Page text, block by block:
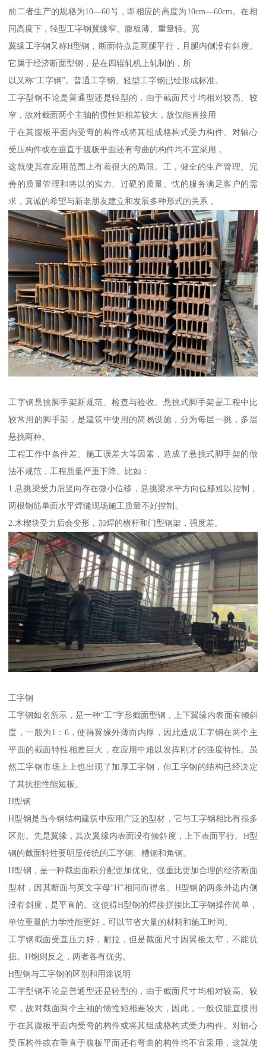
前二者生产的规格为10—60号，即相应的高度为10cm—60cm。在相
同高度下，轻型工字钢翼缘窄、腹板薄、重量轻。宽
翼缘工字钢又称H型钢，断面特点是两腿平行，且腿内侧没有斜度。
它属于经济断面型钢，是在四辊轧机上轧制的，所
以又称“工字钢”。普通工字钢、轻型工字钢已经形成标准。
工字型钢不论是普通型还是轻型的，由于截面尺寸均相对较高、较
窄，故对截面两个主轴的惯性矩相差较大，故仅能直接用
于在其腹板平面内受弯的构件或将其组成格构式受力构件。对轴心
受压构件或在垂直于腹板平面还有弯曲的构件均不宜采用，
这就使其在应用范围上有着很大的局限。工，健全的生产管理、完
善的质量管理和将以的实力、过硬的质量、忱的服务满足客户的需
求，真诚的希望与新老朋友建立和发展多种形式的关系，
工字钢悬挑脚手架新规范、检查与验收。悬挑式脚手架是工程中比
较常用的脚手架，是建筑中使用的简易设施，分为每层一挑，多层
悬挑两种。
工程工作中条件差、施工误差大等因素，造成了悬挑式脚手架的做
法不规范，工程质量严重下降。比如：
1.悬挑梁受力后竖向存在微小位移，悬挑梁水平方向位移难以控制，
两根钢筋单面水平焊缝现场施工质量不好控制。
2.木楔块受力后会变形，加焊的横杆和门型钢架，强度差。
工字钢
工字钢如名所示，是一种“工”字形截面型钢，上下翼缘内表面有倾斜
度，一般为1：6，使得翼缘外薄而内厚，因此造成工字钢在两个主
平面的截面特性相差巨大，在应用中难以发挥刚才的强度特性。虽
然工字钢市场上上也出现了加厚工字钢，但工字钢的结构已经决定
了其抗扭性能短板。
H型钢
H型钢是当今钢结构建筑中应用广泛的型材，它与工字钢相比有很多
区别。先是翼缘，其次翼缘内表面没有倾斜度，上下表面平行。H型
钢的截面特性要明显传统的工字钢、槽钢和角钢。
H型钢，是一种截面面积分配更加优化、强重比更加合理的经济断面
型材，因其断面与英文字母“H”相同而得名。H型钢的两条外边内侧
没有斜度，是平直的。这使得H型钢的焊接拼接比工字钢操作简单，
单位重量的力学性能更好，可以节省大量的材料和施工时间。
工字钢截面受直压力好，耐拉，但是截面尺寸因翼板太窄，不能抗
扭。H钢则反之，两者各有优劣。
H型钢与工字钢的区别和用途说明
工字型钢不论是普通型还是轻型的，由于截面尺寸均相对较高、较
窄，故对截面两个主袖的惯性矩相差较大，因此，一般仅能直接用
于在其腹板平面内受弯的构件或将其组成格构式受力构件。对轴心
受压构件或在垂直于腹板平面还有弯曲的构件均不宜采用，这就使